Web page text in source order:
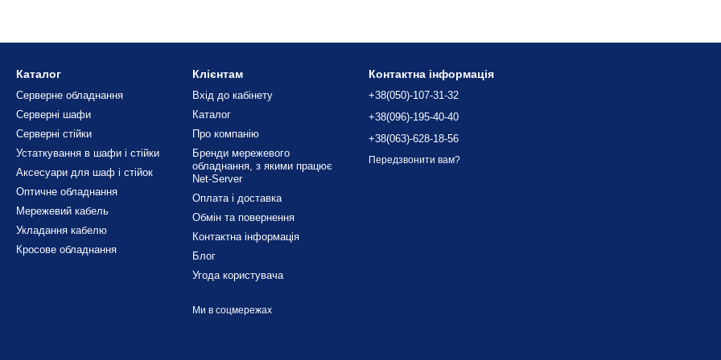
від Net-Server
— витримують навантаження до 500 кг;
— стійкість на плитці, лінолеумі, бетоні;
сумісність з більшістюсерверних шаф 19";
27 грн за комплект;
— не потребує спеціального інструменту.
ніжки для серверних шаф?
в дата-центрах, технічних приміщеннях, на виробництвах і в офісах — скрізь, де встановлюються телекомунікаційні або
Каталог
Серверне обладнання
Серверні шафи
Серверні стійки
Устаткування в шафи і стійки
Аксесуари для шаф і стійок
Оптичне обладнання
Мережевий кабель
Укладання кабелю
Кросове обладнання
Клієнтам
Вхід до кабінету
Каталог
Про компанію
Бренди мережевого
обладнання, з якими працює
Net-Server
Оплата і доставка
Обмін та повернення
Контактна інформація
Блог
Угода користувача
Ми в соцмережах
Контактна інформація
+38(050)-107-31-32
+38(096)-195-40-40
+38(063)-628-18-56
Передзвонити вам?